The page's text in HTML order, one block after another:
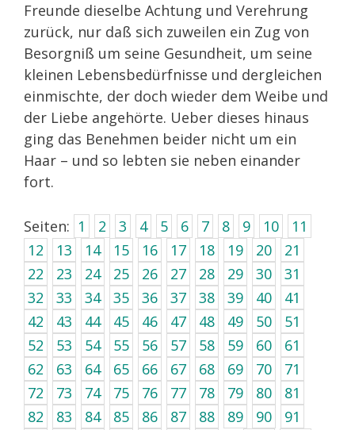
Freunde dieselbe Achtung und Verehrung
zurück, nur daß sich zuweilen ein Zug von
Besorgniß um seine Gesundheit, um seine
kleinen Lebensbedürfnisse und dergleichen
einmischte, der doch wieder dem Weibe und
der Liebe angehörte. Ueber dieses hinaus
ging das Benehmen beider nicht um ein
Haar – und so lebten sie neben einander
fort.
Seiten: 1 2 3 4 5 6 7 8 9 10
11
12
13 14 15 16 17 18 19 20
21
22
23 24 25 26 27 28 29 30
31
32
33 34 35 36 37 38 39 40
41
42
43 44 45 46 47 48 49 50
51
52
53 54 55 56 57 58 59 60
61
62
63 64 65 66 67 68 69 70
71
72
73 74 75 76 77 78 79 80
81
82
83 84 85 86 87 88 89 90
91